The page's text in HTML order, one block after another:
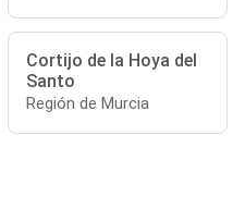
Cortijo de la Hoya del
Santo
Región de Murcia